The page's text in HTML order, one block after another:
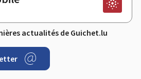
actualités de Guichet.lu